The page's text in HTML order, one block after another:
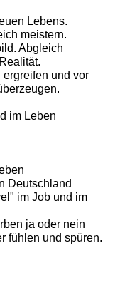
Lebens.
meistern.
Abgleich
und vor
im Leben
Deutschland
im Job und im
ja oder nein
fühlen und spüren.